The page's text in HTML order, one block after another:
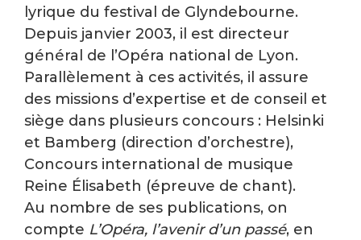
lyrique du festival de Glyndebourne.
Depuis janvier 2003, il est directeur
général de l’Opéra national de Lyon.
Parallèlement à ces activités, il assure
des missions d’expertise et de conseil et
siège dans plusieurs concours : Helsinki
et Bamberg (direction d’orchestre),
Concours international de musique
Reine Élisabeth (épreuve de chant).
Au nombre de ses publications, on
compte L’Opéra, l’avenir d’un passé, en